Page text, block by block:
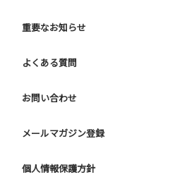
重要なお知らせ
よくある質問
お問い合わせ
メールマガジン登録
個人情報保護方針